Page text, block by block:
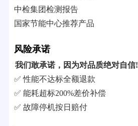
中检集团检测报告
国家节能中心推荐产品
风险承诺
我们敢承诺，因为对品质绝对自信!
✅ 性能不达标全额退款
✅ 能耗超标200%差价补偿
✅ 故障停机按日赔付